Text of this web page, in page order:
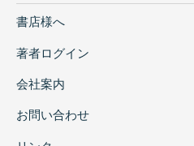
書店様へ
著者ログイン
会社案内
お問い合わせ